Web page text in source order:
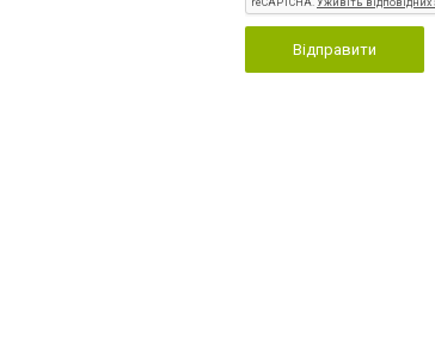
Відправити